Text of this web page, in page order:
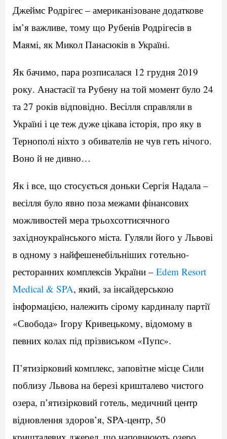
Джеймс Родрігес – американізоване додаткове
ім’я важливе, тому що Рубенів Родрігесів в
Маямі, як Микол Панасюків в Україні.
Як бачимо, пара розписалася 12 грудня 2019
року. Анастасії та Рубену на той момент було 24
та 27 років відповідно. Весілля справляли в
Україні і це теж дуже цікава історія, про яку в
Тернополі ніхто з обивателів не чув геть нічого.
Воно й не дивно…
Як і все, що стосується доньки Сергія Надала –
весілля було явно поза межами фінансових
можливостей мера трьохсоттисячного
західноукраїнського міста. Гуляли його у Львові
в одному з найфешенебільніших готельно-
ресторанних комплексів України – Edem Resort
Medical & SPA, який, за інсайдерською
інформацією, належить сірому кардиналу партії
«Свобода» Ігору Кривецькому, відомому в
певних колах під прізвиськом «Пупс».
П’ятизірковий комплекс, заповітне місце Сили
поблизу Львова на березі кришталево чистого
озера, п’ятизірковий готель, медичний центр
відновлення здоров’я, SPA-центр, 50